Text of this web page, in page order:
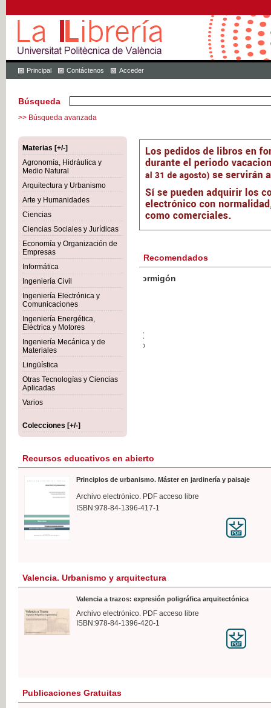
Principal Contáctenos Acceder
Búsqueda
>> Búsqueda avanzada
Materias [+/-]
Agronomía, Hidráulica y
Medio Natural
Arquitectura y Urbanismo
Arte y Humanidades
Ciencias
Ciencias Sociales y Jurídicas
Economía y Organización de
Empresas
Informática
Ingeniería Civil
Ingeniería Electrónica y
Comunicaciones
Ingeniería Energética,
Eléctrica y Motores
Ingeniería Mecánica y de
Materiales
Lingüística
Otras Tecnologías y Ciencias
Aplicadas
Varios
Colecciones [+/-]
Recomendados
Botánica Agroalimentaria
Recursos educativos en abierto
Principios de urbanismo. Máster en jardinería y paisaje
Archivo electrónico. PDF acceso libre
ISBN:978-84-1396-417-1
Valencia. Urbanismo y arquitectura
Valencia a trazos: expresión poligráfica arquitectónica
Archivo electrónico. PDF acceso libre
ISBN:978-84-1396-420-1
Publicaciones Gratuitas